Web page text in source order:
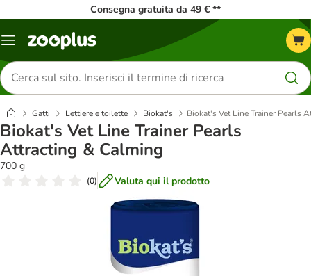
Consegna gratuita da 49 € **
Overview
Cerca
prodotti
Gatti Lettiere e toilette Biokat's Biokat's Vet Line Trainer Pearls
Biokat's Vet Line Trainer Pearls
Attracting & Calming
700 g
(0) Valuta qui il prodotto